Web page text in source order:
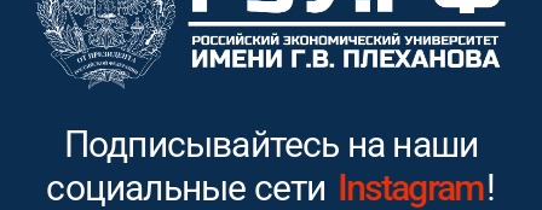
Подписывайтесь на наши
социальные сети Youtube!